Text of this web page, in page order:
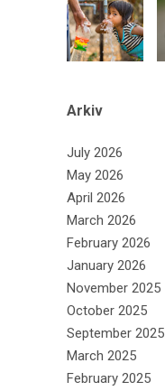
Arkiv
July 2026
May 2026
April 2026
March 2026
February 2026
January 2026
November 2025
October 2025
September 2025
March 2025
February 2025